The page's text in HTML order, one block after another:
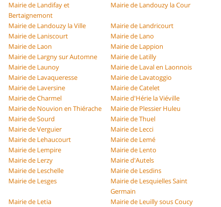
Mairie de Landifay et
Bertaignemont
Mairie de Landouzy la Cour
Mairie de Landouzy la Ville
Mairie de Landricourt
Mairie de Laniscourt
Mairie de Lano
Mairie de Laon
Mairie de Lappion
Mairie de Largny sur Automne
Mairie de Latilly
Mairie de Launoy
Mairie de Laval en Laonnois
Mairie de Lavaqueresse
Mairie de Lavatoggio
Mairie de Laversine
Mairie de Catelet
Mairie de Charmel
Mairie d'Hérie la Viéville
Mairie de Nouvion en Thiérache
Mairie de Plessier Huleu
Mairie de Sourd
Mairie de Thuel
Mairie de Verguier
Mairie de Lecci
Mairie de Lehaucourt
Mairie de Lemé
Mairie de Lempire
Mairie de Lento
Mairie de Lerzy
Mairie d'Autels
Mairie de Leschelle
Mairie de Lesdins
Mairie de Lesges
Mairie de Lesquielles Saint
Germain
Mairie de Letia
Mairie de Leuilly sous Coucy